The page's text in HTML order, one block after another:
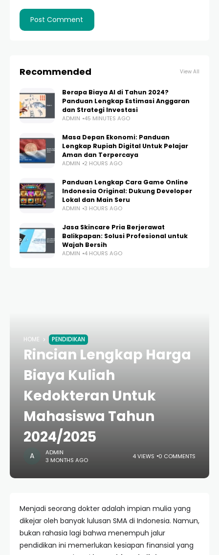
Recommended View All
Berapa Biaya AI di Tahun 2024?
Panduan Lengkap Estimasi Anggaran
dan Strategi Investasi
ADMIN 45 MINUTES AGO
Masa Depan Ekonomi: Panduan
Lengkap Rupiah Digital Untuk Pelajar
Aman dan Terpercaya
ADMIN 2 HOURS AGO
Panduan Lengkap Cara Game Online
Indonesia Original: Dukung Developer
Lokal dan Main Seru
ADMIN 3 HOURS AGO
Jasa Skincare Pria Berjerawat
Balikpapan: Solusi Profesional untuk
Wajah Bersih
ADMIN 4 HOURS AGO
HOME PENDIDIKAN
Rincian Lengkap Harga
Biaya Kuliah
Kedokteran Untuk
Mahasiswa Tahun
2024/2025
ADMIN
3 MONTHS AGO
4 VIEWS 0 COMMENTS
Menjadi seorang dokter adalah impian mulia yang
dikejar oleh banyak lulusan SMA di Indonesia. Namun,
bukan rahasia lagi bahwa menempuh jalur
pendidikan ini memerlukan kesiapan finansial yang